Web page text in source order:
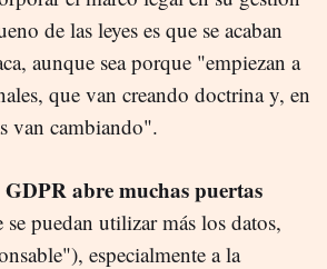
de las leyes es que se acaban
aunque sea porque "empiezan a
que van creando doctrina y, en
van cambiando".
GDPR abre muchas puertas
puedan utilizar más los datos,
especialmente a la